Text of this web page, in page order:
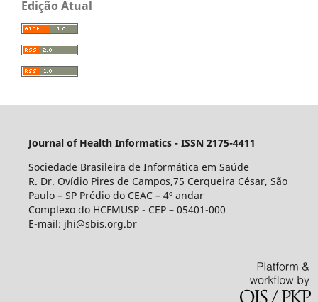
Edição Atual
Journal of Health Informatics - ISSN 2175-4411
Sociedade Brasileira de Informática em Saúde
R. Dr. Ovídio Pires de Campos,75 Cerqueira César, São
Paulo – SP Prédio do CEAC – 4º andar
Complexo do HCFMUSP - CEP – 05401-000
E-mail: jhi@sbis.org.br